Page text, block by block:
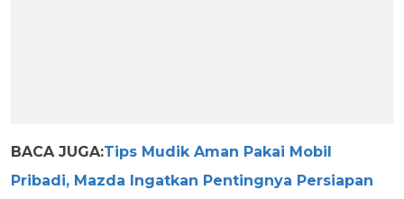
BACA JUGA:Tips Mudik Aman Pakai Mobil
Pribadi, Mazda Ingatkan Pentingnya Persiapan